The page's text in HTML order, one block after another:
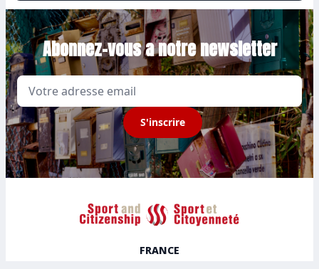
Abonnez-vous a notre newsletter
S'inscrire
Sport et Citoyenneté
FRANCE